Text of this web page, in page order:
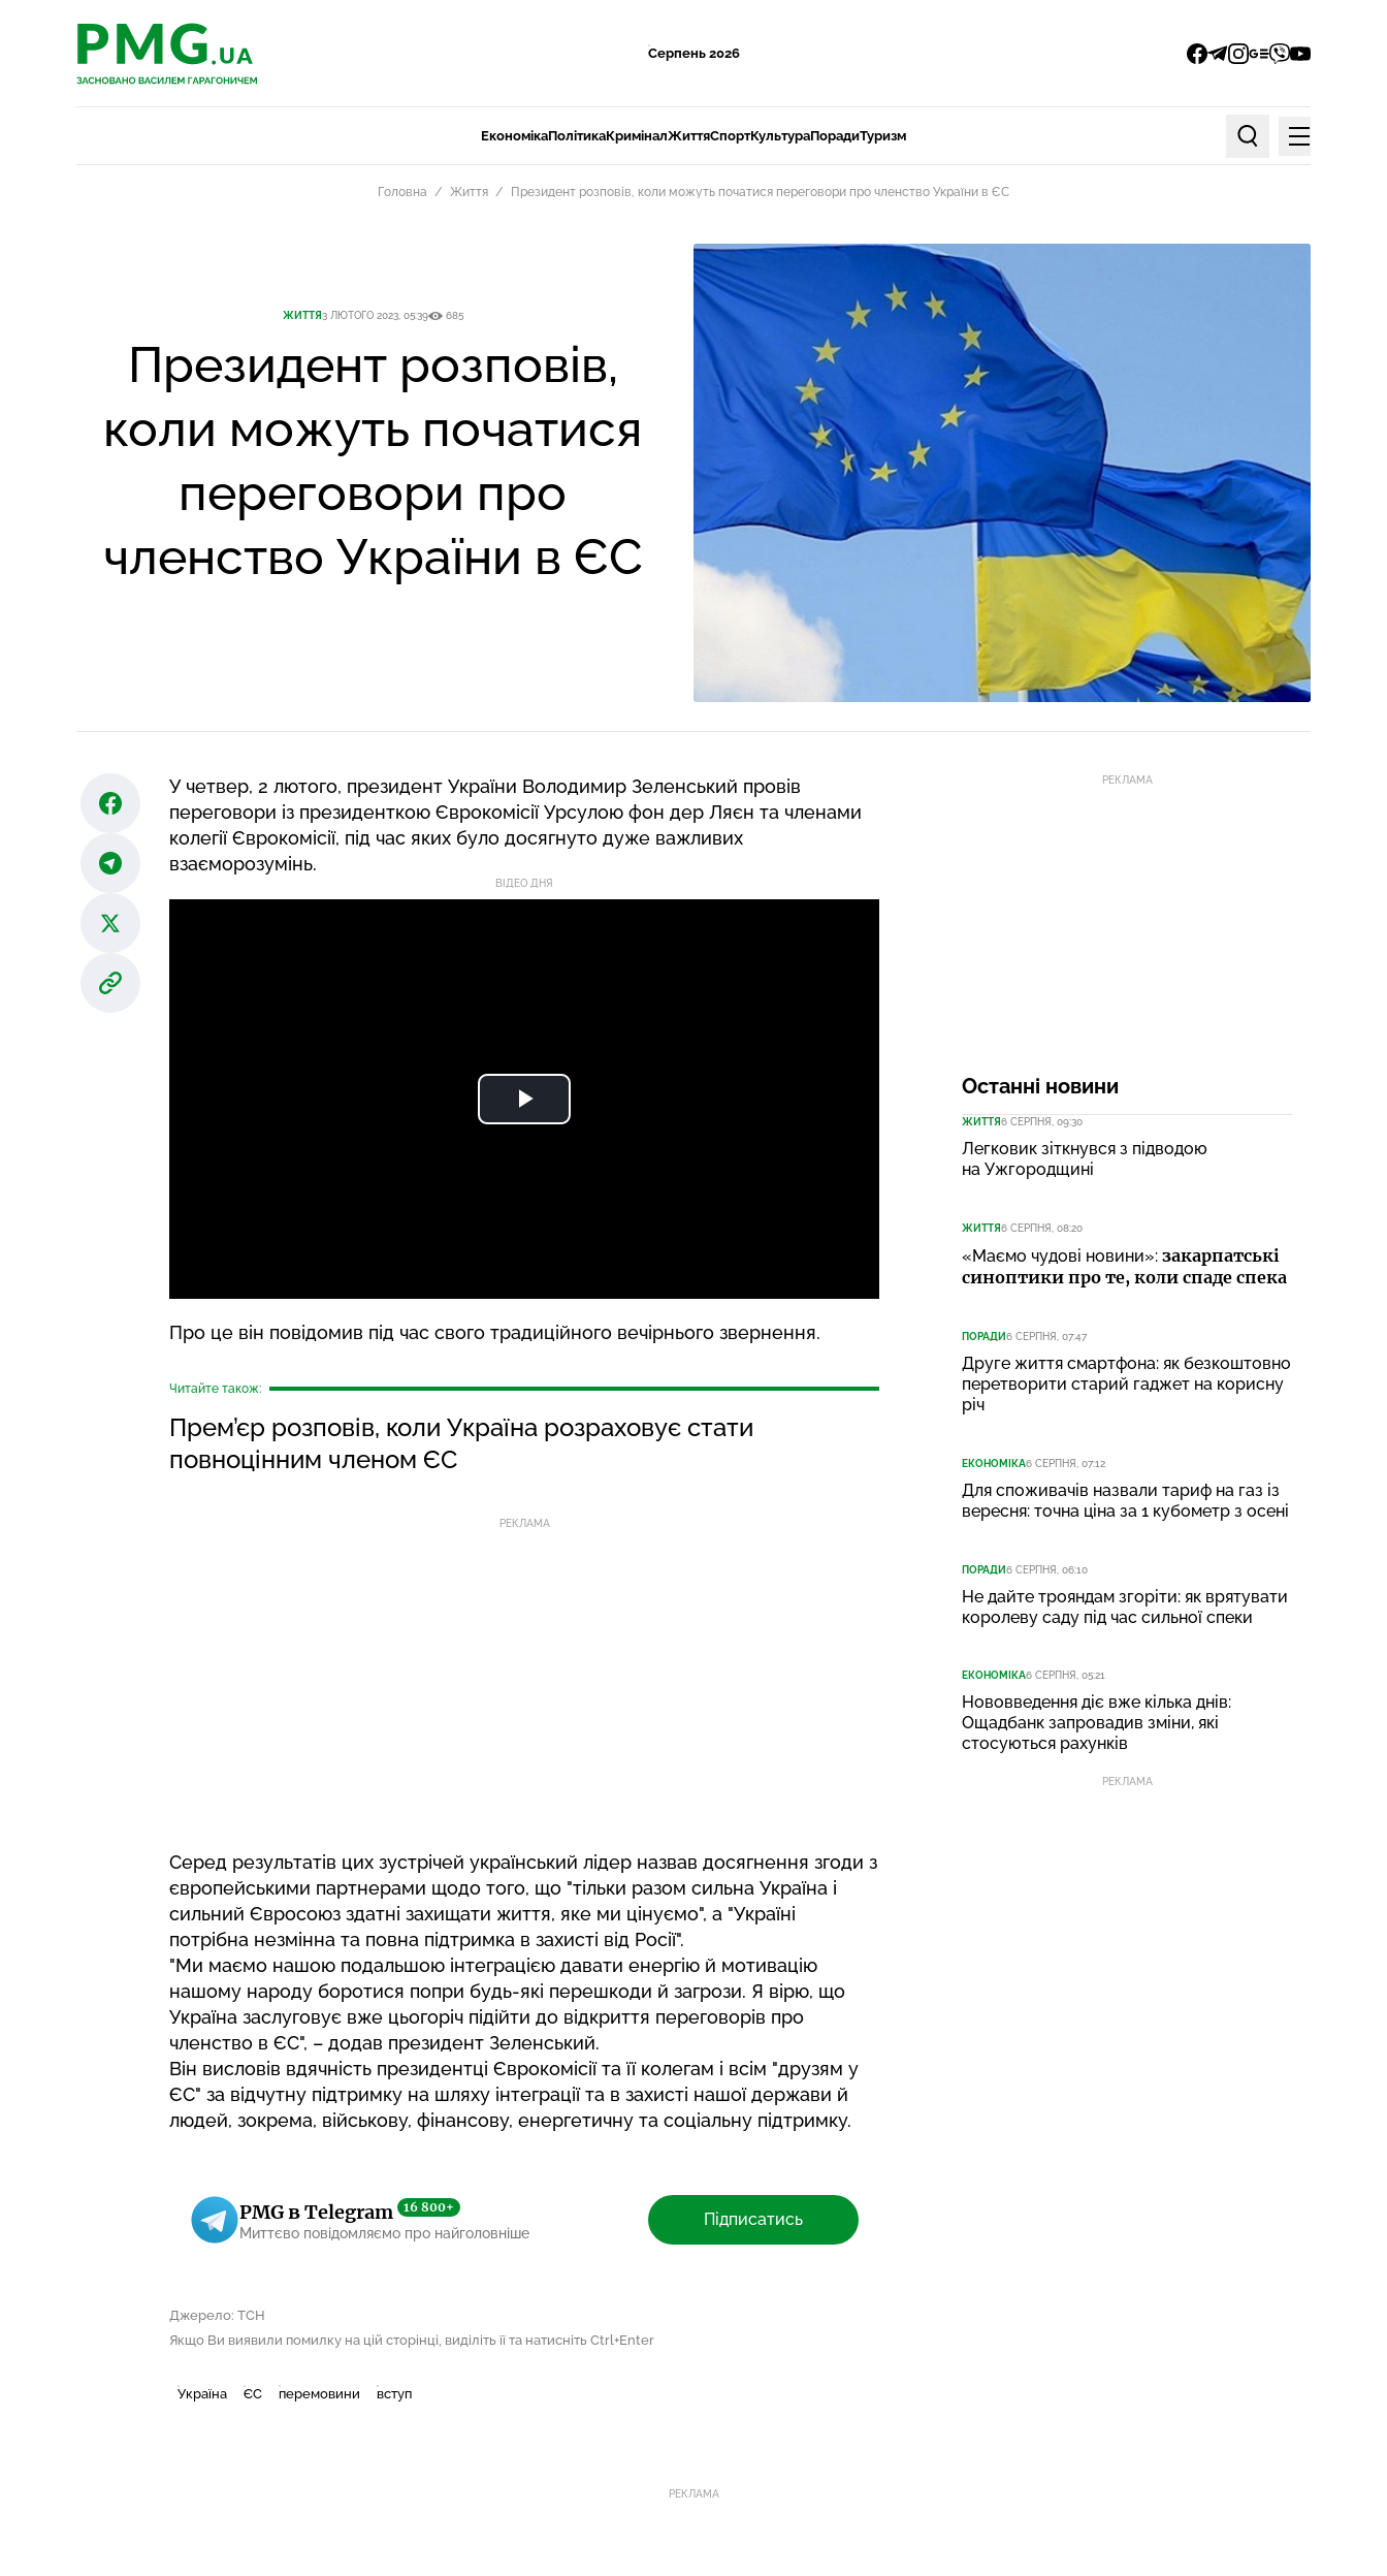
PMG.ua
Серпень 2026
facebook
telegram
instagram
google_news
viberyoutube
PMG.ua
ЕкономікаПолітикаКриміналЖиттяСпортКультураПорадиТуризм
Пошук по статтях
Меню
Головна Життя Президент розповів, коли можуть початися переговори про членство України в ЄС
ЖИТТЯ3 ЛЮТОГО 2023, 05:39 685
Президент розповів,
коли можуть початися
переговори про
членство України в ЄС
У четвер, 2 лютого, президент України Володимир Зеленський провів
переговори із президенткою Єврокомісії Урсулою фон дер Ляєн та членами
колегії Єврокомісії, під час яких було досягнуто дуже важливих
взаєморозумінь.
ВІДЕО ДНЯ
Про це він повідомив під час свого традиційного вечірнього звернення.
Читайте також:
Прем’єр розповів, коли Україна розраховує стати
повноцінним членом ЄС
РЕКЛАМА
Серед результатів цих зустрічей український лідер назвав досягнення згоди з
європейськими партнерами щодо того, що "тільки разом сильна Україна і
сильний Євросоюз здатні захищати життя, яке ми цінуємо", а "Україні
потрібна незмінна та повна підтримка в захисті від Росії".
"Ми маємо нашою подальшою інтеграцією давати енергію й мотивацію
нашому народу боротися попри будь-які перешкоди й загрози. Я вірю, що
Україна заслуговує вже цьогоріч підійти до відкриття переговорів про
членство в ЄС", – додав президент Зеленський.
Він висловів вдячність президентці Єврокомісії та її колегам і всім "друзям у
ЄС" за відчутну підтримку на шляху інтеграції та в захисті нашої держави й
людей, зокрема, військову, фінансову, енергетичну та соціальну підтримку.
PMG в Telegram 16 800+
Миттєво повідомляємо про найголовніше
Підписатись
Джерело: ТСН
Якщо Ви виявили помилку на цій сторінці, виділіть її та натисніть Ctrl+Enter
Україна ЄС перемовини вступ
РЕКЛАМА
Останні новини
ЖИТТЯ6 СЕРПНЯ, 09:30
Легковик зіткнувся з підводою
на Ужгородщині
ЖИТТЯ6 СЕРПНЯ, 08:20
«Маємо чудові новини»: закарпатські
синоптики про те, коли спаде спека
ПОРАДИ6 СЕРПНЯ, 07:47
Друге життя смартфона: як безкоштовно
перетворити старий гаджет на корисну
річ
ЕКОНОМІКА6 СЕРПНЯ, 07:12
Для споживачів назвали тариф на газ із
вересня: точна ціна за 1 кубометр з осені
ПОРАДИ6 СЕРПНЯ, 06:10
Не дайте трояндам згоріти: як врятувати
королеву саду під час сильної спеки
ЕКОНОМІКА6 СЕРПНЯ, 05:21
Нововведення діє вже кілька днів:
Ощадбанк запровадив зміни, які
стосуються рахунків
РЕКЛАМА
РЕКЛАМА